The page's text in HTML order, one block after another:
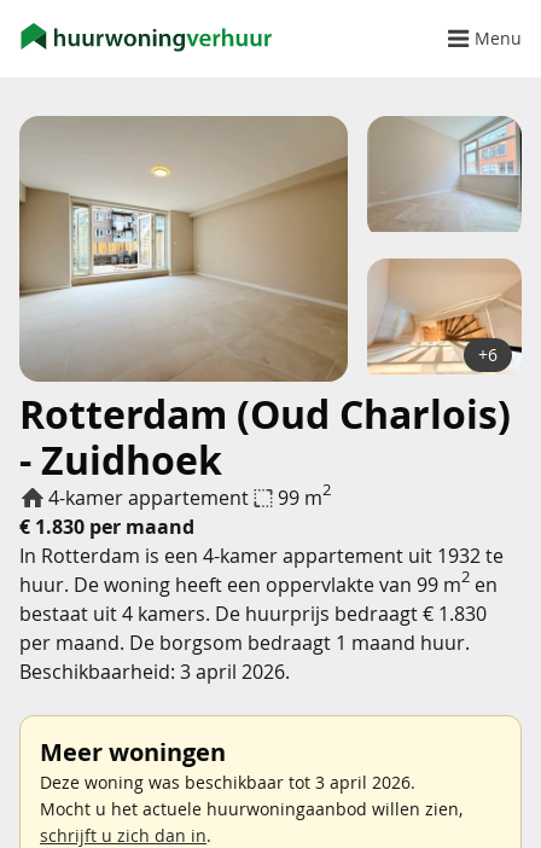
Menu
Rotterdam (Oud Charlois)
- Zuidhoek
4-kamer appartement 99 m2
€ 1.830 per maand
+6
In Rotterdam is een 4-kamer appartement uit 1932 te
huur. De woning heeft een oppervlakte van 99 m2 en
bestaat uit 4 kamers. De huurprijs bedraagt € 1.830
per maand. De borgsom bedraagt 1 maand huur.
Beschikbaarheid: 3 april 2026.
Meer woningen
Deze woning was beschikbaar tot 3 april 2026.
Mocht u het actuele huurwoningaanbod willen zien,
schrijft u zich dan in.